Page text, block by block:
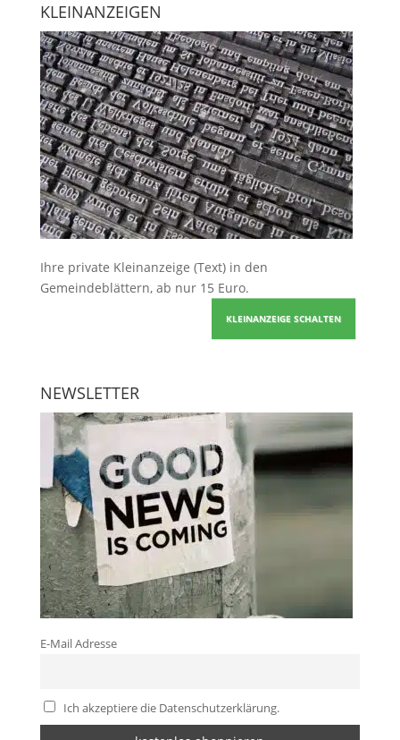
KLEINANZEIGEN
Ihre private Kleinanzeige (Text) in den
Gemeindeblättern, ab nur 15 Euro.
KLEINANZEIGE SCHALTEN
NEWSLETTER
E-Mail Adresse
Ich akzeptiere die Datenschutzerklärung.